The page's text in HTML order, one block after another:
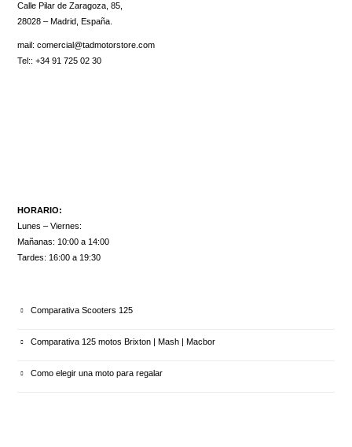
Calle Pilar de Zaragoza, 85,
28028 – Madrid, España.
mail:comercial@tadmotorstore.com
Tel:: +34 91 725 02 30
HORARIO:
Lunes – Viernes:
Mañanas: 10:00 a 14:00
Tardes: 16:00 a 19:30
Comparativa Scooters 125
Comparativa 125 motos Brixton | Mash | Macbor
Como elegir una moto para regalar